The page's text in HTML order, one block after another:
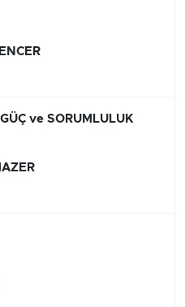
ve SORUMLULUK